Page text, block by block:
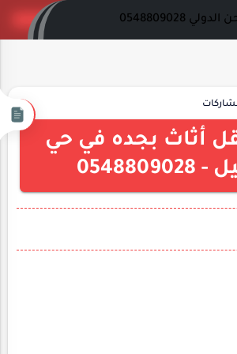
0548809028
أثاث بجده في حي